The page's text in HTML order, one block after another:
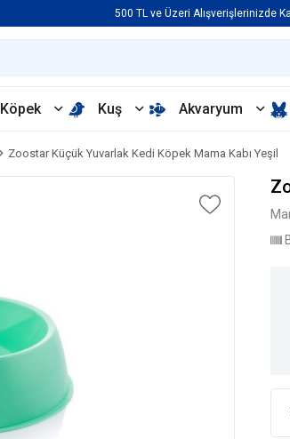
500 TL ve Üzeri Alışverişlerinizde
Köpek Kuş Akvaryum
Zoostar Küçük Yuvarlak Kedi Köpek Mama Kabı Yeşil